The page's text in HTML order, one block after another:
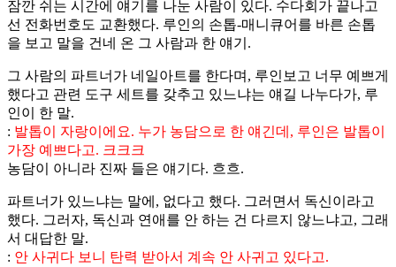
잠깐 쉬는 시간에 얘기를 나눈 사람이 있다. 수다회가 끝나고
선 전화번호도 교환했다. 루인의 손톱-매니큐어를 바른 손톱
을 보고 말을 건네 온 그 사람과 한 얘기.
그 사람의 파트너가 네일아트를 한다며, 루인보고 너무 예쁘게
했다고 관련 도구 세트를 갖추고 있느냐는 얘길 나누다가, 루
인이 한 말.
: 발톱이 자랑이에요. 누가 농담으로 한 얘긴데, 루인은 발톱이
가장 예쁘다고. 크크크
농담이 아니라 진짜 들은 얘기다. 흐흐.
파트너가 있느냐는 말에, 없다고 했다. 그러면서 독신이라고
했다. 그러자, 독신과 연애를 안 하는 건 다르지 않느냐고, 그래
서 대답한 말.
: 안 사귀다 보니 탄력 받아서 계속 안 사귀고 있다고.